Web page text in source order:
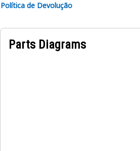
Política de Devolução
Parts Diagrams